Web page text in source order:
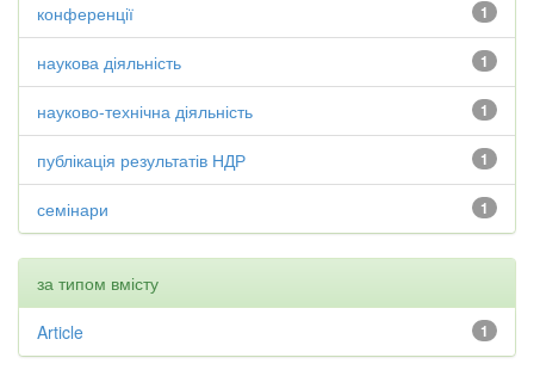
1
конференції
1
наукова діяльність
1
науково-технічна діяльність
1
публікація результатів НДР
1
семінари
за типом вмісту
1
Article